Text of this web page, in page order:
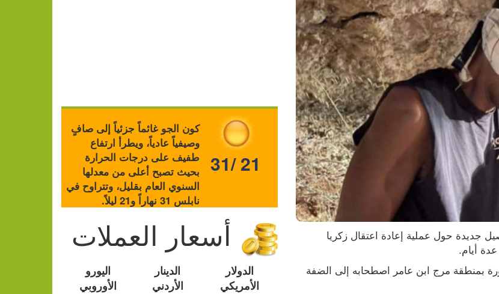
أيام.
كون الجو غائماً جزئياً إلى صافٍ
وصيفياً عادياً، ويطرأ ارتفاع
طفيف على درجات الحرارة
بحيث تصبح أعلى من معدلها
السنوي العام بقليل، وتتراوح في
نابلس 31 نهاراً و21 ليلاً.
31/ 21
أسعار العملات
الدولار
الأمريكي
الدينار
الأردني
اليورو
الأوروبي